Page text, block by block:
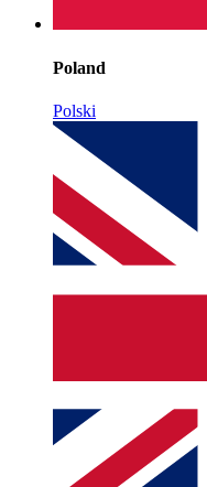
Poland
Polski